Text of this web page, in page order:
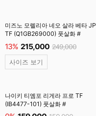
미즈노 모렐리아 네오 살라 베타 JP
TF (Q1GB269000) 풋살화 #
13% 215,000 249,000
사이즈 보기
나이키 티엠포 리게라 프로 TF
(IB4477-101) 풋살화 #